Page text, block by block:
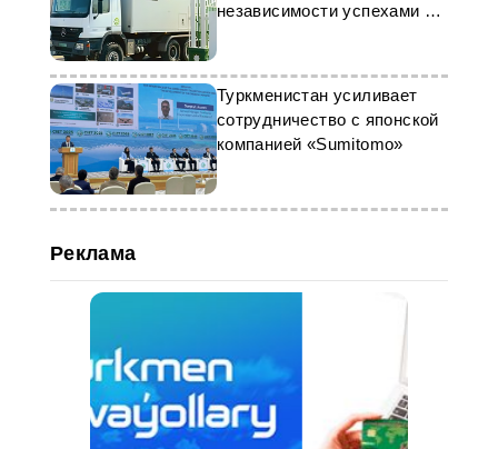
независимости успехами в
Туркменистан усиливает
сотрудничество с японской
компанией «Sumitomo»
Реклама